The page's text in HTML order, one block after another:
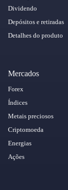
Dividendo
Depósitos e retiradas
Detalhes do produto
Mercados
Forex
Índices
Metais preciosos
Criptomoeda
Energias
Ações